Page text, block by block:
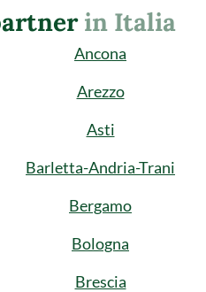
in Italia
Ancona
Arezzo
Asti
Barletta-Andria-Trani
Bergamo
Bologna
Brescia